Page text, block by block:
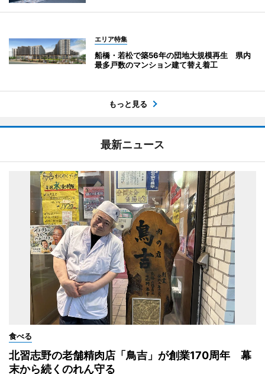
エリア特集
船橋・若松で築56年の団地大規模再生 県内
最多戸数のマンション建て替え着工
もっと見る
最新ニュース
食べる
北習志野の老舗精肉店「鳥吉」が創業170周年 幕
末から続くのれん守る